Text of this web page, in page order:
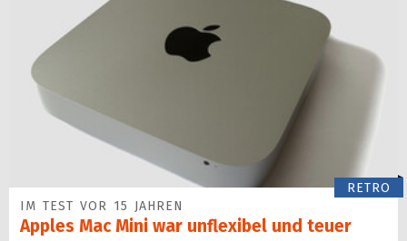
RETRO
IM TEST VOR 15 JAHREN
Apples Mac Mini war unflexibel und teuer